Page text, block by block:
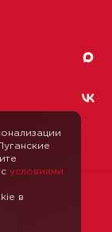
условиями
в